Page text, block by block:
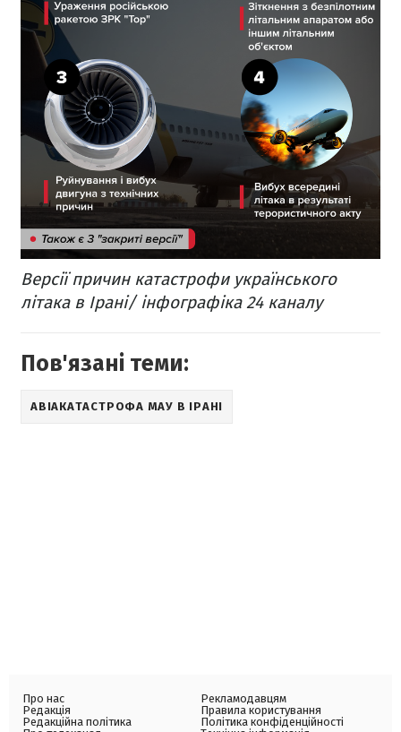
Версії причин катастрофи українського
літака в Ірані/ інфографіка 24 каналу
Пов'язані теми:
АВІАКАТАСТРОФА МАУ В ІРАНІ
Про нас
Редакція
Редакційна політика
Рекламодавцям
Правила користування
Політика конфіденційності